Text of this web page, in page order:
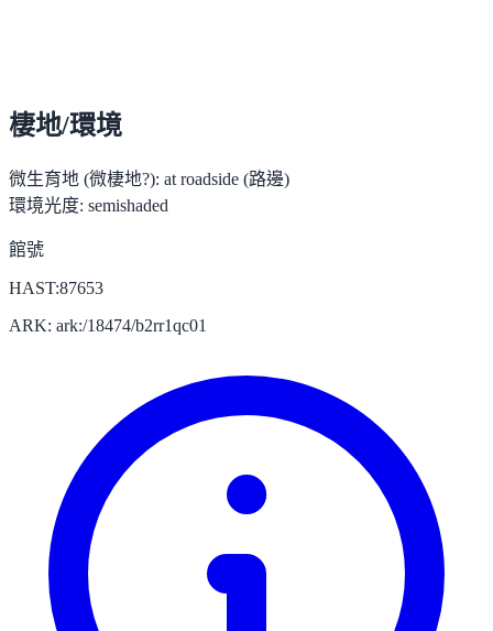
棲地/環境
微生育地 (微棲地?): at roadside (路邊)
環境光度: semishaded
館號
HAST:87653
ARK: ark:/18474/b2rr1qc01